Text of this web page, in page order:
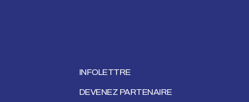
INFOLETTRE
DEVENEZ PARTENAIRE